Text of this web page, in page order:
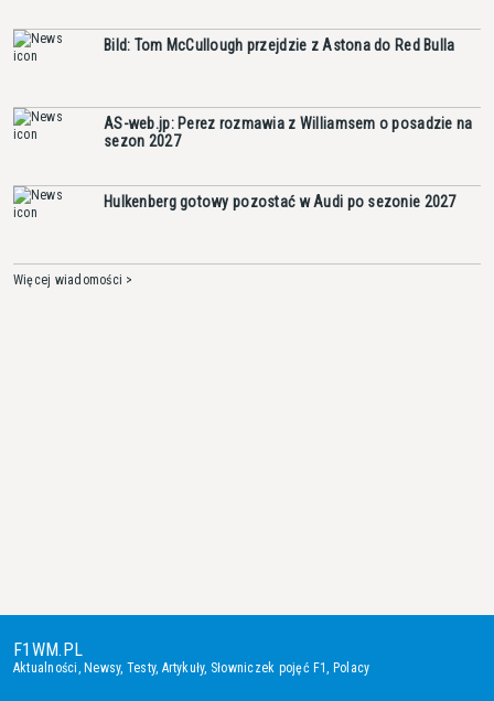
Bild: Tom McCullough przejdzie z Astona do Red Bulla
AS-web.jp: Perez rozmawia z Williamsem o posadzie na
sezon 2027
Hulkenberg gotowy pozostać w Audi po sezonie 2027
Więcej wiadomości >
F1WM.PL
Aktualności, Newsy, Testy, Artykuły, Słowniczek pojęć F1, Polacy